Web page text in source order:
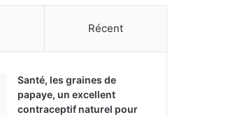
Récent
Santé, les graines de
papaye, un excellent
contraceptif naturel pour